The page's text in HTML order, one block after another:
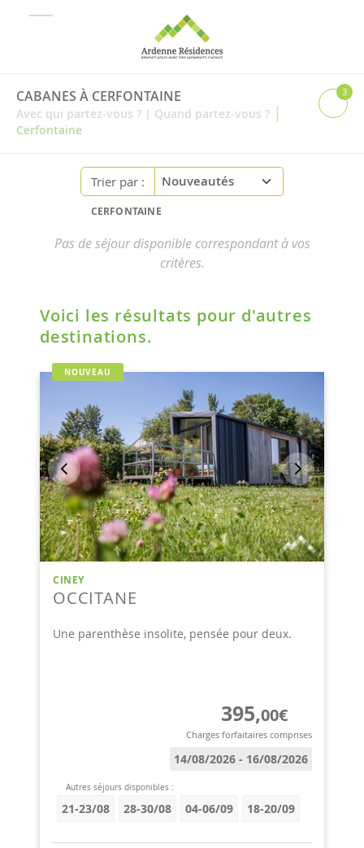
CABANES À CERFONTAINE
Avec qui partez-vous ? | Quand partez-vous ? |
Cerfontaine
3
Trier par :
CERFONTAINE
Pas de séjour disponible correspondant à vos
critères.
Voici les résultats pour d'autres
destinations.